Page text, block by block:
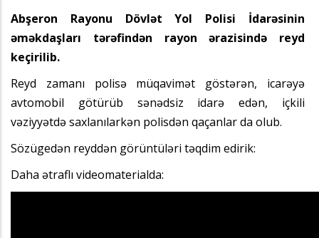
Abşeron Rayonu Dövlət Yol Polisi İdarəsinin
əməkdaşları tərəfindən rayon ərazisində reyd
keçirilib.
Reyd zamanı polisə müqavimət göstərən, icarəyə
avtomobil götürüb sənədsiz idarə edən, içkili
vəziyyətdə saxlanılarkən polisdən qaçanlar da olub.
Sözügedən reyddən görüntüləri təqdim edirik:
Daha ətraflı videomaterialda: